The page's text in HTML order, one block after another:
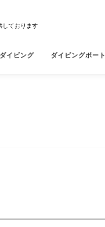
しております
ダイビング ダイビングボート